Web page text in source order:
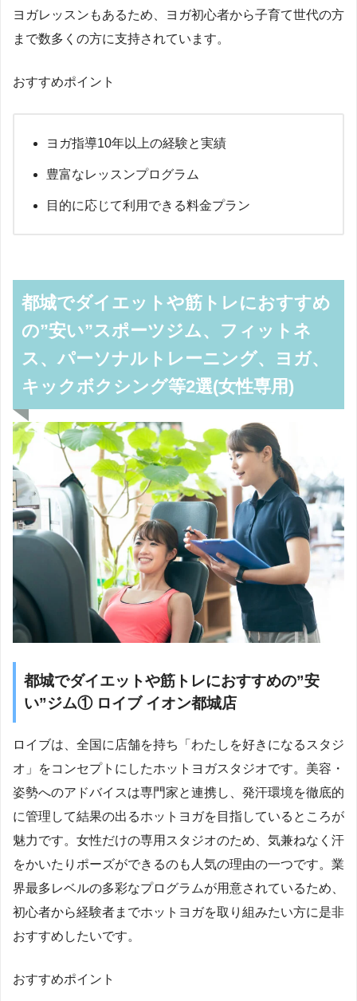
ヨガレッスンもあるため、ヨガ初心者から子育て世代の方
まで数多くの方に支持されています。
おすすめポイント
ヨガ指導10年以上の経験と実績
豊富なレッスンプログラム
目的に応じて利用できる料金プラン
都城でダイエットや筋トレにおすすめ
の”安い”スポーツジム、フィットネ
ス、パーソナルトレーニング、ヨガ、
キックボクシング等2選(女性専用)
都城でダイエットや筋トレにおすすめの”安
い”ジム① ロイブ イオン都城店
ロイブは、全国に店舗を持ち「わたしを好きになるスタジ
オ」をコンセプトにしたホットヨガスタジオです。美容・
姿勢へのアドバイスは専門家と連携し、発汗環境を徹底的
に管理して結果の出るホットヨガを目指しているところが
魅力です。女性だけの専用スタジオのため、気兼ねなく汗
をかいたりポーズができるのも人気の理由の一つです。業
界最多レベルの多彩なプログラムが用意されているため、
初心者から経験者までホットヨガを取り組みたい方に是非
おすすめしたいです。
おすすめポイント